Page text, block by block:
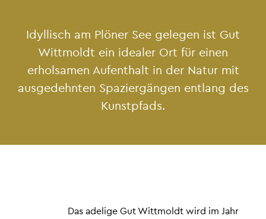
Idyllisch am Plöner See gelegen ist Gut
Wittmoldt ein idealer Ort für einen
erholsamen Aufenthalt in der Natur mit
ausgedehnten Spaziergängen entlang des
Kunstpfads.
Das adelige Gut Wittmoldt wird im Jahr